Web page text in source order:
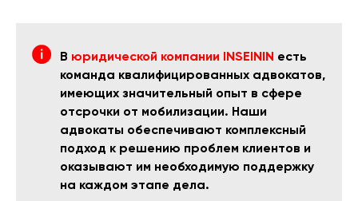
В юридической компании INSEININ есть
команда квалифицированных адвокатов,
имеющих значительный опыт в сфере
отсрочки от мобилизации. Наши
адвокаты обеспечивают комплексный
подход к решению проблем клиентов и
оказывают им необходимую поддержку
на каждом этапе дела.